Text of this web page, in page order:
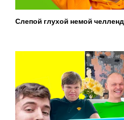
Слепой глухой немой